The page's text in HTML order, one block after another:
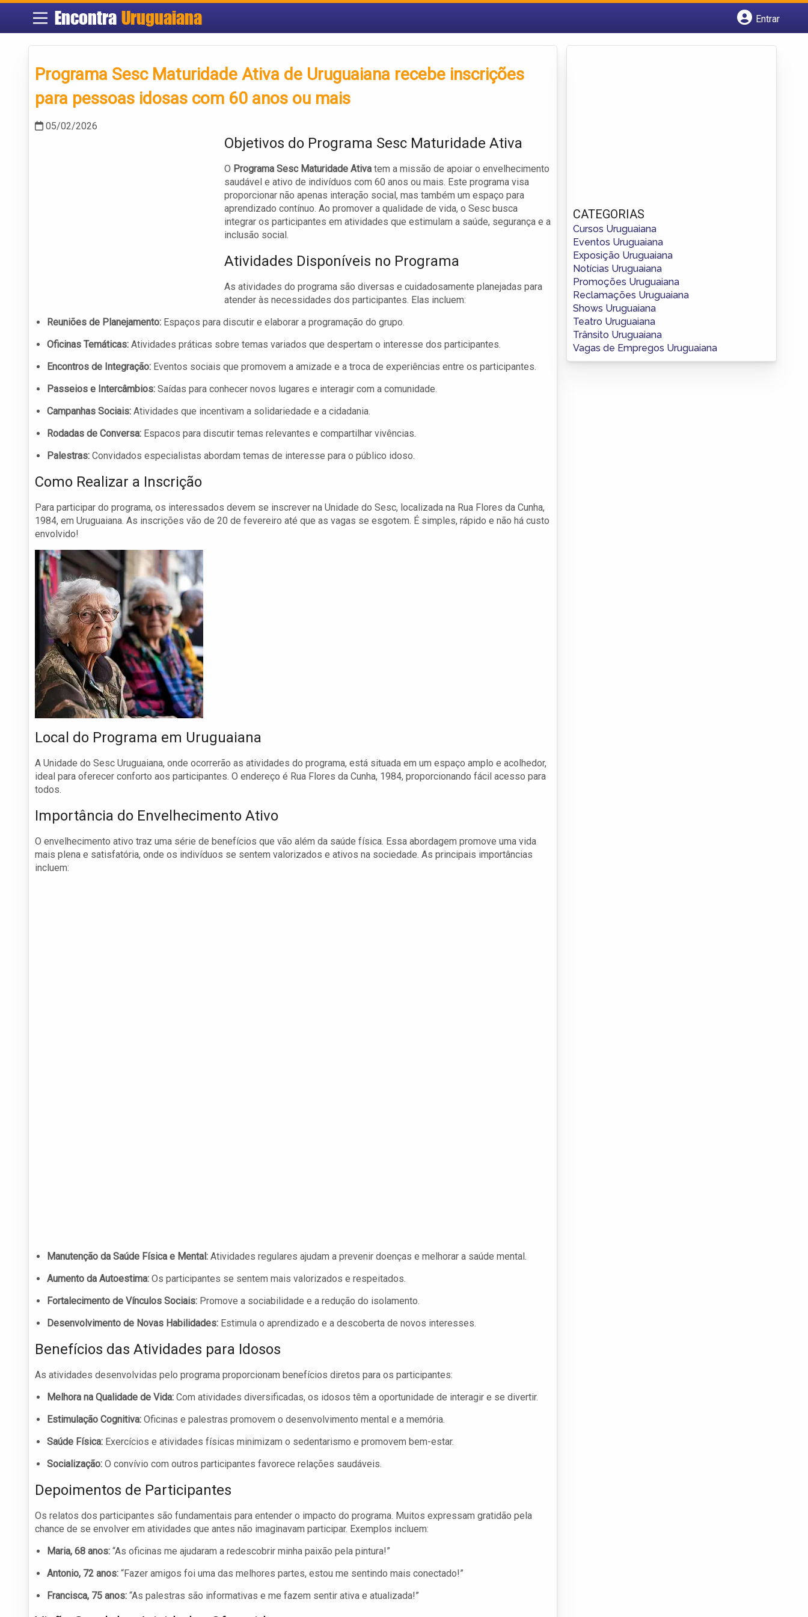
Encontra Uruguaiana
Entrar
Programa Sesc Maturidade Ativa de Uruguaiana recebe inscrições
para pessoas idosas com 60 anos ou mais
05/02/2026
Objetivos do Programa Sesc Maturidade Ativa
O Programa Sesc Maturidade Ativa tem a missão de apoiar o envelhecimento
saudável e ativo de indivíduos com 60 anos ou mais. Este programa visa
proporcionar não apenas interação social, mas também um espaço para
aprendizado contínuo. Ao promover a qualidade de vida, o Sesc busca
integrar os participantes em atividades que estimulam a saúde, segurança e a
inclusão social.
Atividades Disponíveis no Programa
As atividades do programa são diversas e cuidadosamente planejadas para
atender às necessidades dos participantes. Elas incluem:
Reuniões de Planejamento: Espaços para discutir e elaborar a programação do grupo.
Oficinas Temáticas: Atividades práticas sobre temas variados que despertam o interesse dos participantes.
Encontros de Integração: Eventos sociais que promovem a amizade e a troca de experiências entre os participantes.
Passeios e Intercâmbios: Saídas para conhecer novos lugares e interagir com a comunidade.
Campanhas Sociais: Atividades que incentivam a solidariedade e a cidadania.
Rodadas de Conversa: Espacos para discutir temas relevantes e compartilhar vivências.
Palestras: Convidados especialistas abordam temas de interesse para o público idoso.
Como Realizar a Inscrição
Para participar do programa, os interessados devem se inscrever na Unidade do Sesc, localizada na Rua Flores da Cunha,
1984, em Uruguaiana. As inscrições vão de 20 de fevereiro até que as vagas se esgotem. É simples, rápido e não há custo
envolvido!
Local do Programa em Uruguaiana
A Unidade do Sesc Uruguaiana, onde ocorrerão as atividades do programa, está situada em um espaço amplo e acolhedor,
ideal para oferecer conforto aos participantes. O endereço é Rua Flores da Cunha, 1984, proporcionando fácil acesso para
todos.
Importância do Envelhecimento Ativo
O envelhecimento ativo traz uma série de benefícios que vão além da saúde física. Essa abordagem promove uma vida
mais plena e satisfatória, onde os indivíduos se sentem valorizados e ativos na sociedade. As principais importâncias
incluem:
Manutenção da Saúde Física e Mental: Atividades regulares ajudam a prevenir doenças e melhorar a saúde mental.
Aumento da Autoestima: Os participantes se sentem mais valorizados e respeitados.
Fortalecimento de Vínculos Sociais: Promove a sociabilidade e a redução do isolamento.
Desenvolvimento de Novas Habilidades: Estimula o aprendizado e a descoberta de novos interesses.
Benefícios das Atividades para Idosos
As atividades desenvolvidas pelo programa proporcionam benefícios diretos para os participantes:
Melhora na Qualidade de Vida: Com atividades diversificadas, os idosos têm a oportunidade de interagir e se divertir.
Estimulação Cognitiva: Oficinas e palestras promovem o desenvolvimento mental e a memória.
Saúde Física: Exercícios e atividades físicas minimizam o sedentarismo e promovem bem-estar.
Socialização: O convívio com outros participantes favorece relações saudáveis.
Depoimentos de Participantes
Os relatos dos participantes são fundamentais para entender o impacto do programa. Muitos expressam gratidão pela
chance de se envolver em atividades que antes não imaginavam participar. Exemplos incluem:
Maria, 68 anos: “As oficinas me ajudaram a redescobrir minha paixão pela pintura!”
Antonio, 72 anos: “Fazer amigos foi uma das melhores partes, estou me sentindo mais conectado!”
Francisca, 75 anos: “As palestras são informativas e me fazem sentir ativa e atualizada!”
CATEGORIAS
Cursos Uruguaiana
Eventos Uruguaiana
Exposição Uruguaiana
Notícias Uruguaiana
Promoções Uruguaiana
Reclamações Uruguaiana
Shows Uruguaiana
Teatro Uruguaiana
Trânsito Uruguaiana
Vagas de Empregos Uruguaiana